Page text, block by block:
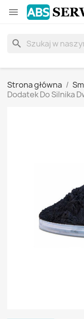

search
Strona główna
Dodatek Do Silnika